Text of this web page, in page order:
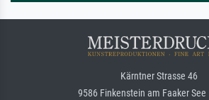
Kärntner Strasse 46
9586 Finkenstein am Faaker See